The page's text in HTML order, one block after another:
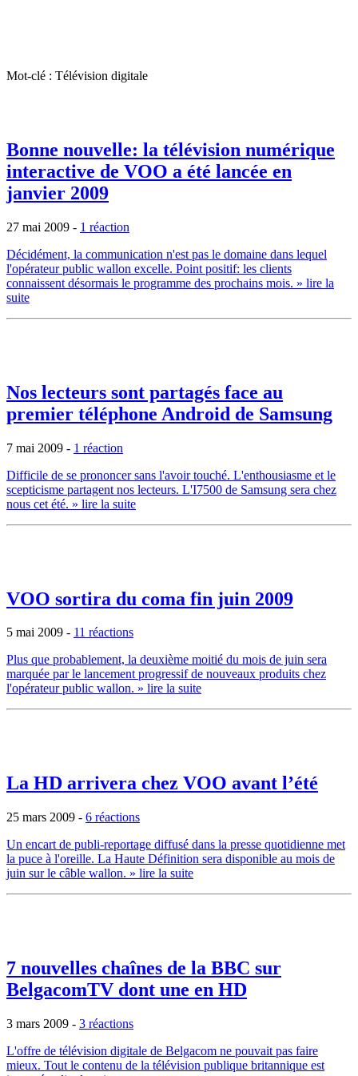
Mot-clé : Télévision digitale
Bonne nouvelle: la télévision numérique
interactive de VOO a été lancée en
janvier 2009
27 mai 2009 - 1 réaction
Décidément, la communication n'est pas le domaine dans lequel
l'opérateur public wallon excelle. Point positif: les clients
connaissent désormais le programme des prochains mois. » lire la
suite
Nos lecteurs sont partagés face au
premier téléphone Android de Samsung
7 mai 2009 - 1 réaction
Difficile de se prononcer sans l'avoir touché. L'enthousiasme et le
scepticisme partagent nos lecteurs. L'I7500 de Samsung sera chez
nous cet été. » lire la suite
VOO sortira du coma fin juin 2009
5 mai 2009 - 11 réactions
Plus que probablement, la deuxième moitié du mois de juin sera
marquée par le lancement progressif de nouveaux produits chez
l'opérateur public wallon. » lire la suite
La HD arrivera chez VOO avant l’été
25 mars 2009 - 6 réactions
Un encart de publi-reportage diffusé dans la presse quotidienne met
la puce à l'oreille. La Haute Définition sera disponible au mois de
juin sur le câble wallon. » lire la suite
7 nouvelles chaînes de la BBC sur
BelgacomTV dont une en HD
3 mars 2009 - 3 réactions
L'offre de télévision digitale de Belgacom ne pouvait pas faire
mieux. Tout le contenu de la télévision publique britannique est